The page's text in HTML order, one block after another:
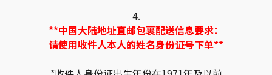
4.
**中国大陆地址直邮包裹配送信息要求：
请使用收件人本人的姓名身份证号下单**